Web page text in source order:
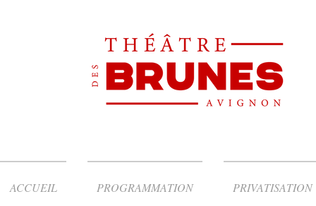
ACCUEIL PROGRAMMATION PRIVATISATION